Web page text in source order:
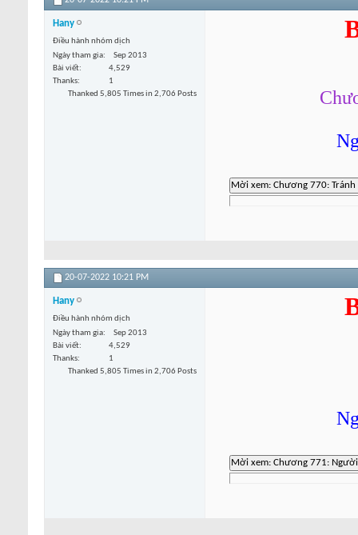
Hany
Điều hành nhóm dịch
Ngày tham gia
Sep 2013
Bài viết
4,529
Thanks
1
Thanked 5,805 Times in 2,706 Posts
20-07-2022 10:21 PM
Hany
Điều hành nhóm dịch
Ngày tham gia
Sep 2013
Bài viết
4,529
Thanks
1
Thanked 5,805 Times in 2,706 Posts